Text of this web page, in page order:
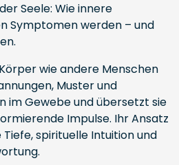
Seele: Wie innere
Symptomen werden – und
wie andere Menschen
Muster und
im Gewebe und übersetzt sie
Impulse. Ihr Ansatz
spirituelle Intuition und